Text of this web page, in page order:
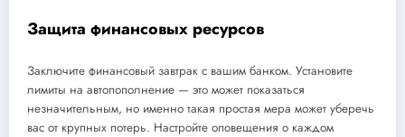
Защита финансовых ресурсов
Заключите финансовый завтрак с вашим банком. Установите
лимиты на автопополнение — это может показаться
незначительным, но именно такая простая мера может уберечь
вас от крупных потерь. Настройте оповещения о каждом